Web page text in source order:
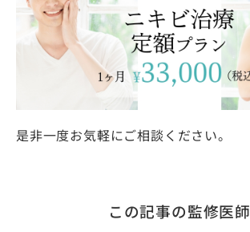
是非一度お気軽にご相談ください。
この記事の監修医師